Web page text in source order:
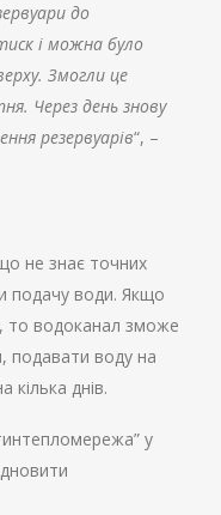
до
і можна було
Змогли це
Через день знову
резервуарів“, –
не знає точних
подачу води. Якщо
то водоканал зможе
подавати воду на
кілька днів.
у